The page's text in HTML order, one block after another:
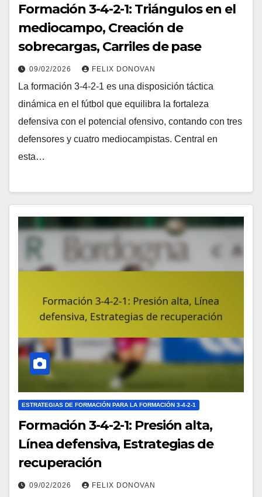
Formación 3-4-2-1: Triángulos en el
mediocampo, Creación de
sobrecargas, Carriles de pase
09/02/2026 FELIX DONOVAN
La formación 3-4-2-1 es una disposición táctica
dinámica en el fútbol que equilibra la fortaleza
defensiva con el potencial ofensivo, contando con tres
defensores y cuatro mediocampistas. Central en
esta…
ESTRATEGIAS DE FORMACIÓN PARA LA FORMACIÓN 3-4-2-1
Formación 3-4-2-1: Presión alta,
Línea defensiva, Estrategias de
recuperación
09/02/2026 FELIX DONOVAN